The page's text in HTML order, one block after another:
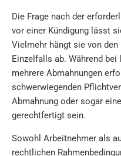
Die Frage nach der
vor einer Kündigung lässt
Vielmehr hängt sie von
Einzelfalls ab. Während
mehrere Abmahnungen
schwerwiegenden
Abmahnung oder sogar
gerechtfertigt sein.
Sowohl Arbeitnehmer als
rechtlichen